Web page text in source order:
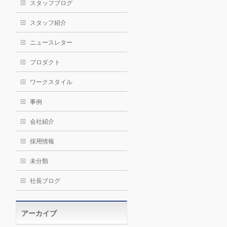
スタッフブログ
スタッフ紹介
ニュースレター
プロダクト
ワークスタイル
事例
会社紹介
採用情報
未分類
社長ブログ
アーカイブ